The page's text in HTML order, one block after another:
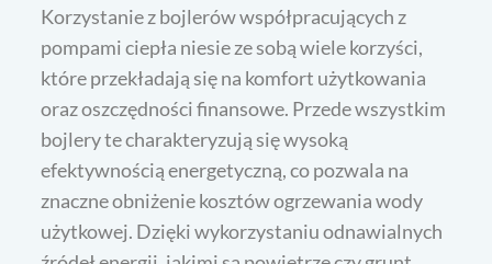
Korzystanie z bojlerów współpracujących z
pompami ciepła niesie ze sobą wiele korzyści,
które przekładają się na komfort użytkowania
oraz oszczędności finansowe. Przede wszystkim
bojlery te charakteryzują się wysoką
efektywnością energetyczną, co pozwala na
znaczne obniżenie kosztów ogrzewania wody
użytkowej. Dzięki wykorzystaniu odnawialnych